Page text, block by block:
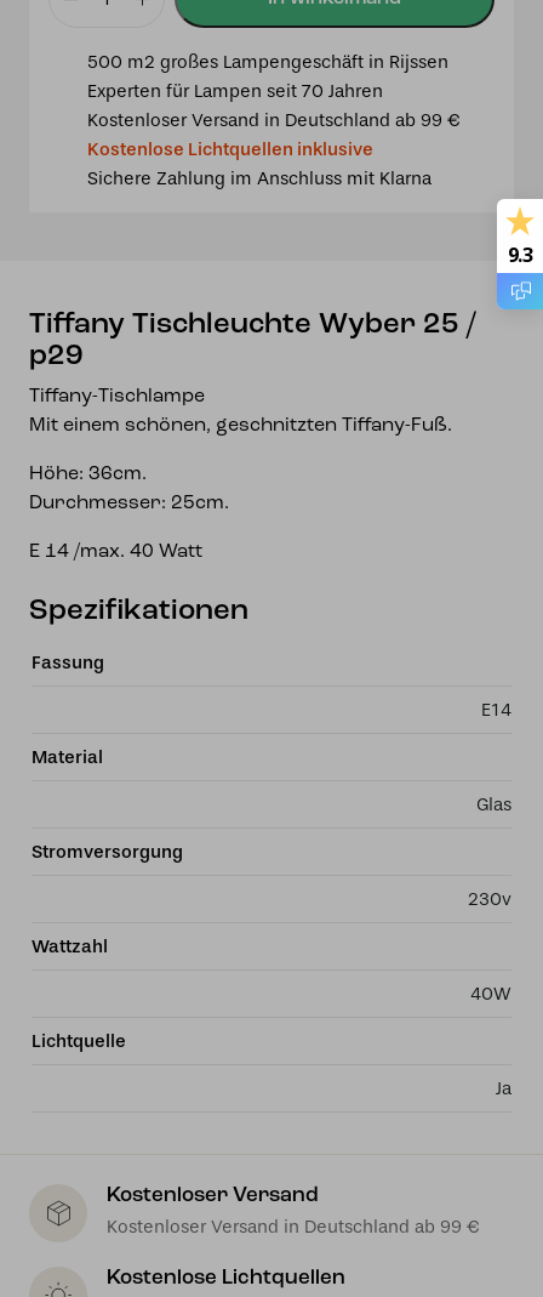
Tiffany
Wyber
Menge
500 m2 großes Lampengeschäft in Rijssen
Experten für Lampen seit 70 Jahren
Kostenloser Versand in Deutschland ab 99 €
Kostenlose Lichtquellen inklusive
Sichere Zahlung im Anschluss mit Klarna
Tiffany Tischleuchte Wyber 25 /
p29
Tiffany-Tischlampe
Mit einem schönen, geschnitzten Tiffany-Fuß.
Höhe: 36cm.
Durchmesser: 25cm.
E 14 /max. 40 Watt
Spezifikationen
Fassung
E14
Material
Glas
Stromversorgung
230v
Wattzahl
40W
Lichtquelle
Ja
Kostenloser Versand
Kostenloser Versand in Deutschland ab 99 €
Kostenlose Lichtquellen
9.3